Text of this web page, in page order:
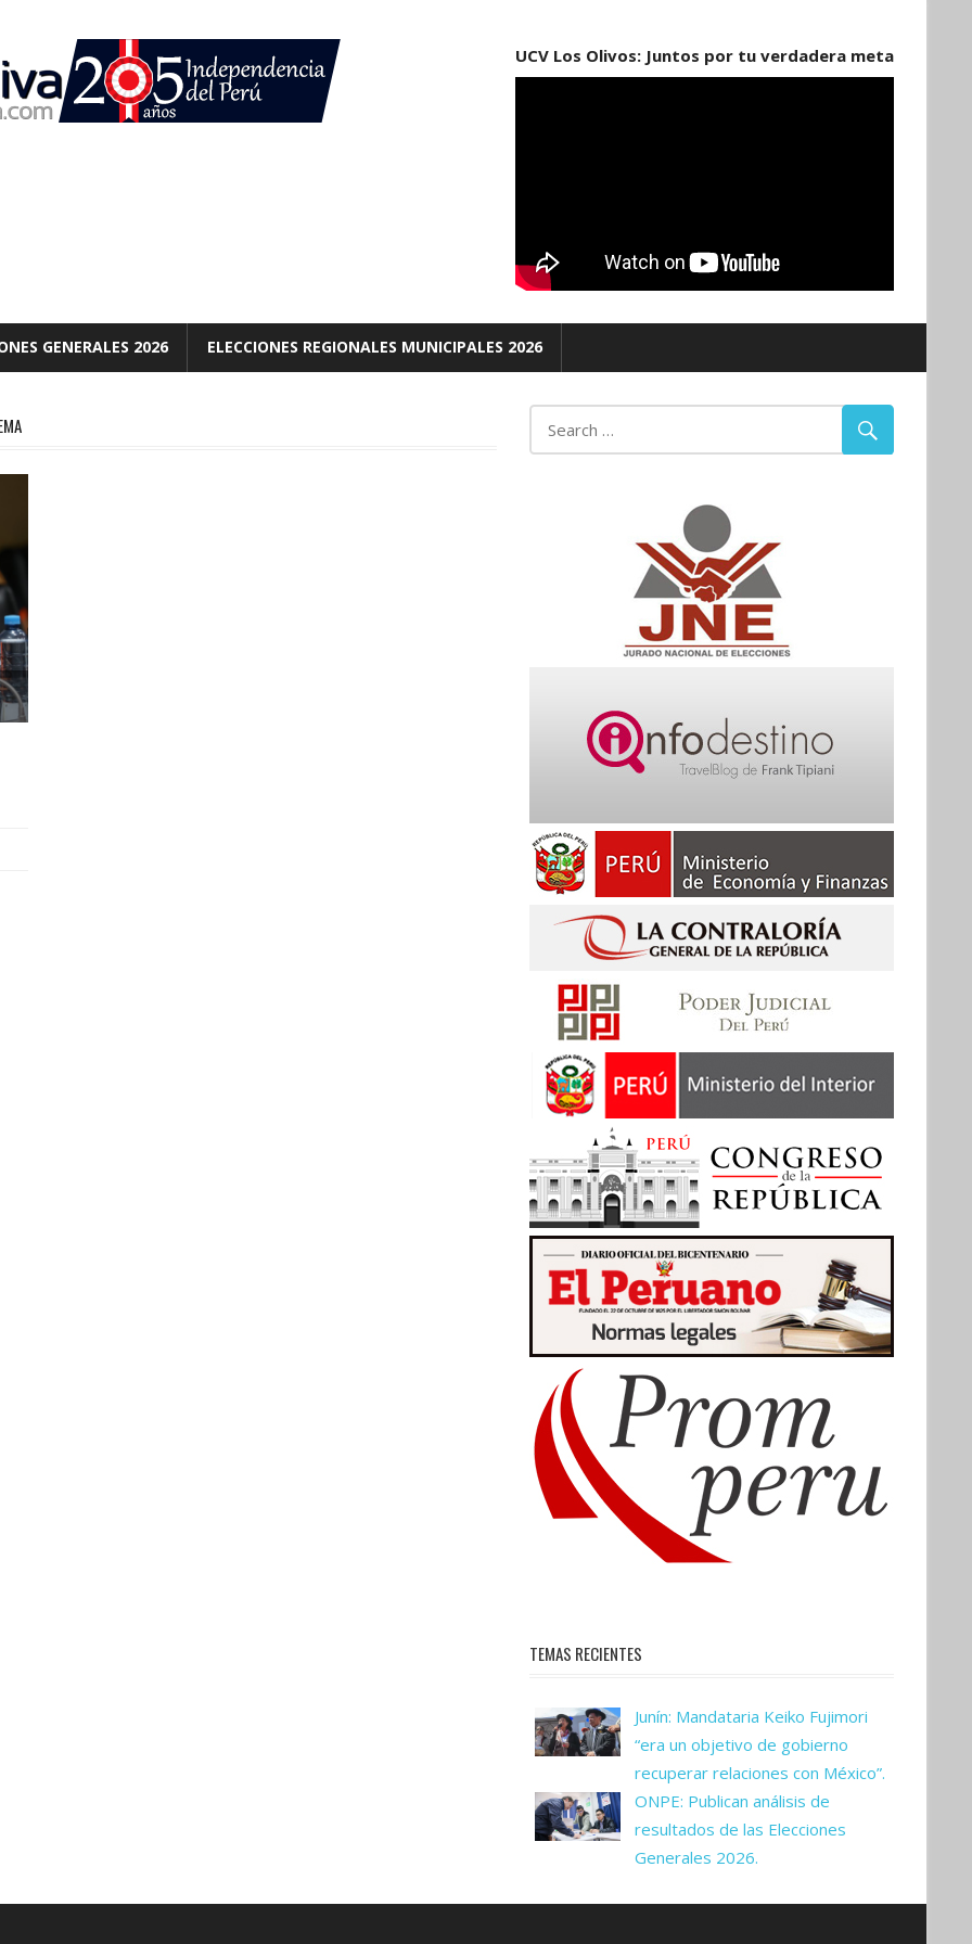
UCV Los Olivos: Juntos por tu verdadera meta
GENERALES 2026 ELECCIONES REGIONALES MUNICIPALES 2026
TEMAS RECIENTES
Junín: Mandataria Keiko Fujimori
“era un objetivo de gobierno
recuperar relaciones con México”.
ONPE: Publican análisis de
resultados de las Elecciones
Generales 2026.